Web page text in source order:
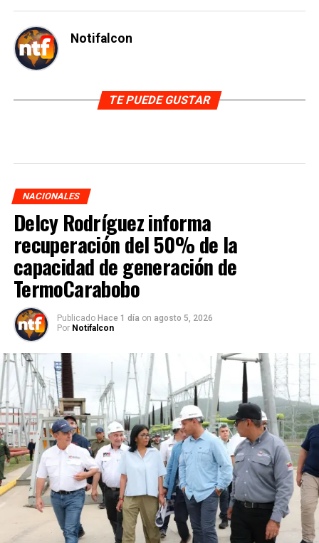
Notifalcon
TE PUEDE GUSTAR
NACIONALES
Delcy Rodríguez informa
recuperación del 50% de la
capacidad de generación de
TermoCarabobo
Publicado Hace 1 día on agosto 5, 2026
Por Notifalcon